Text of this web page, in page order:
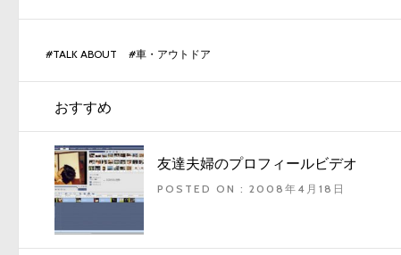
#TALK ABOUT #車・アウトドア
おすすめ
友達夫婦のプロフィールビデオ
POSTED ON : 2008年4月18日